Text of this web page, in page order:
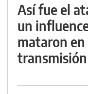
Así fue el
un
mataron en